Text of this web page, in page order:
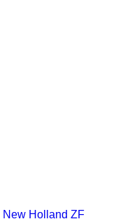
New Holland ZF